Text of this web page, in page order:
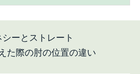
シーとストレート
た際の肘の位置の違い